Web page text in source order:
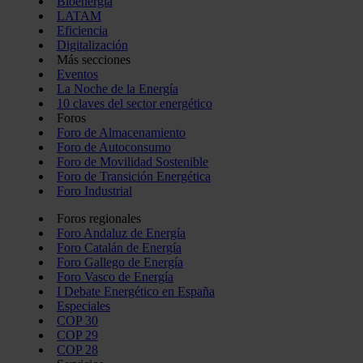
LATAM
Eficiencia
Digitalización
Más secciones
Eventos
La Noche de la Energía
10 claves del sector energético
Foros
Foro de Almacenamiento
Foro de Autoconsumo
Foro de Movilidad Sostenible
Foro de Transición Energética
Foro Industrial
Foros regionales
Foro Andaluz de Energía
Foro Catalán de Energía
Foro Gallego de Energía
Foro Vasco de Energía
I Debate Energético en España
Especiales
COP 30
COP 29
COP 28